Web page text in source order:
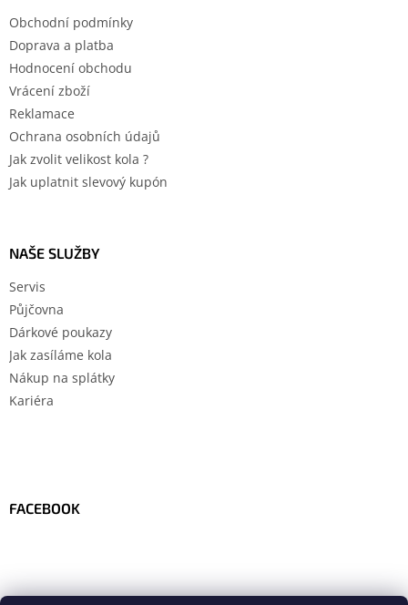
Obchodní podmínky
Doprava a platba
Hodnocení obchodu
Vrácení zboží
Reklamace
Ochrana osobních údajů
Jak zvolit velikost kola ?
Jak uplatnit slevový kupón
NAŠE SLUŽBY
Servis
Půjčovna
Dárkové poukazy
Jak zasíláme kola
Nákup na splátky
Kariéra
FACEBOOK